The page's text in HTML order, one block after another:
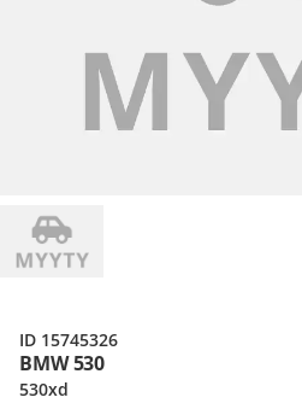
BMW 530
530xd
ID 15745326